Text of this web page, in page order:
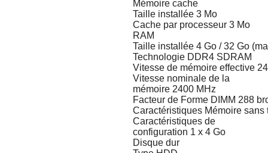
Mémoire cache
Taille installée 3 Mo
Cache par processeur 3 Mo
RAM
Taille installée 4 Go / 32 Go
Technologie DDR4 SDRAM
Vitesse de mémoire effective
Vitesse nominale de la
mémoire 2400 MHz
Facteur de Forme DIMM 288
Caractéristiques Mémoire sans
Caractéristiques de
configuration 1 x 4 Go
Disque dur